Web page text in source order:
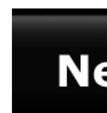
लोग सोच भी नही सकते थे की इतनी
के वजह से यह बौहत महंगा था. और
इस में कोई खास टेक्नोलॉजी भी नही